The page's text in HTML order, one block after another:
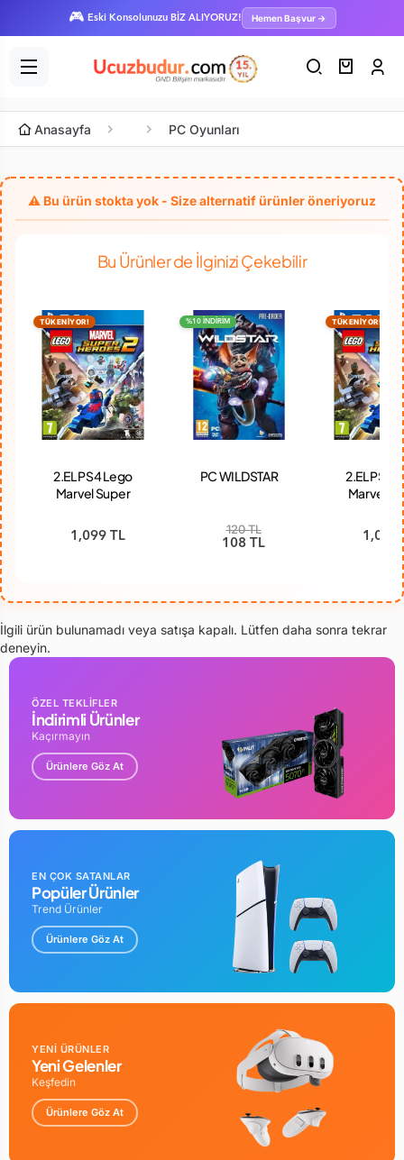
🎮 Eski Konsolunuzu BİZ ALIYORUZ! Hemen Başvur →
Anasayfa PC Oyunları
Bu Ürünler de İlginizi Çekebilir
TÜKENİYOR!
2.EL PS4 Lego
Marvel Super
1,099 TL
%10 İNDİRİM
PC WILDSTAR
120 TL
108 TL
TÜKENİYOR!
2.EL PS4
Marvel
Heroes 2
1,099
İlgili ürün bulunamadı veya satışa kapalı. Lütfen daha sonra tekrar
deneyin.
ÖZEL TEKLİFLER
İndirimli Ürünler
Kaçırmayın
Ürünlere Göz At
EN ÇOK SATANLAR
Popüler Ürünler
Trend Ürünler
Ürünlere Göz At
YENİ ÜRÜNLER
Yeni Gelenler
Keşfedin
Ürünlere Göz At